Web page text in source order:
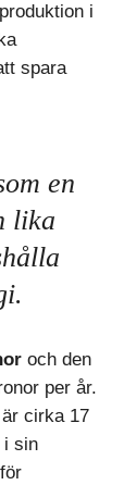
i
spara
en
lika
och den
per år.
cirka 17
i sin